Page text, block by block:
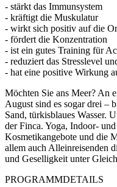
- stärkt das Immunsystem
- kräftigt die Muskulatur
- wirkt sich positiv auf die
- fördert die Konzentration
- ist ein gutes Training für
- reduziert das Stresslevel
- hat eine positive Wirkung
Möchten Sie ans Meer? An
August sind es sogar drei –
Sand, türkisblaues Wasser.
der Finca. Yoga, Indoor-
Kosmetikangebote und die
allem auch Alleinreisenden
und Geselligkeit unter
PROGRAMMDETAILS